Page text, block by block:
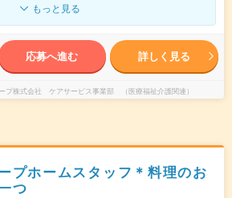
もっと見る
応募へ進む 詳しく見る
プ株式会社 ケアサービス事業部 （医療福祉介護関連）
プホームスタッフ＊料理のお
つ